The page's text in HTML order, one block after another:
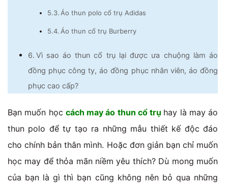
Áo thun polo cổ trụ Adidas
Áo thun cổ trụ Burberry
Vì sao áo thun cổ trụ lại được ưa chuộng làm áo
đồng phục công ty, áo đồng phục nhân viên, áo đồng
phục cao cấp?
Bạn muốn học cách may áo thun cổ trụ hay là may áo
thun polo để tự tạo ra những mẫu thiết kế độc đáo
cho chính bản thân mình. Hoặc đơn giản bạn chỉ muốn
học may để thỏa mãn niềm yêu thích? Dù mong muốn
của bạn là gì thì bạn cũng không nên bỏ qua những